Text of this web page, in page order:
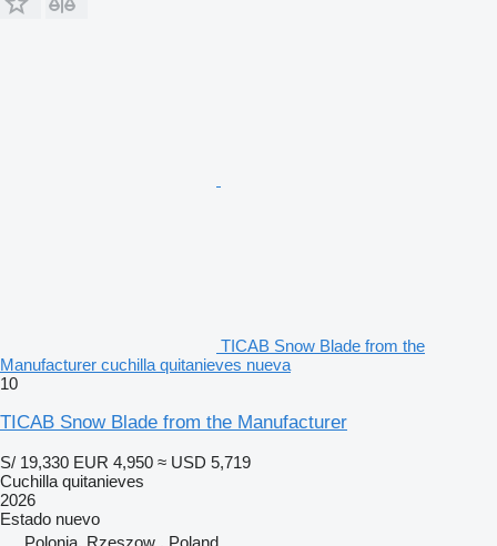
TICAB Snow Blade from the
Manufacturer cuchilla quitanieves nueva
10
TICAB Snow Blade from the Manufacturer
S/ 19,330 EUR 4,950 ≈ USD 5,719
Cuchilla quitanieves
2026
Estado nuevo
Polonia, Rzeszow , Poland